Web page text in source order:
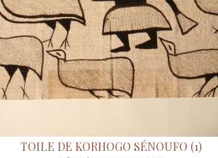
TOILE DE KORHOGO SÉNOUFO (1)